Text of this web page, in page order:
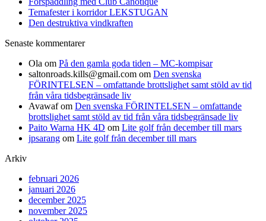
Temafester i korridor LEKSTUGAN
Den destruktiva vindkraften
Senaste kommentarer
Ola om På den gamla goda tiden – MC-kompisar
saltonroads.kills@gmail.com om Den svenska
FÖRINTELSEN – omfattande brottslighet samt stöld av tid
från våra tidsbegränsade liv
Avawafom Den svenska FÖRINTELSEN – omfattande
brottslighet samt stöld av tid från våra tidsbegränsade liv
Paito Warna HK 4D om Lite golf från december till mars
jpsarang om Lite golf från december till mars
Arkiv
februari 2026
januari 2026
december 2025
november 2025